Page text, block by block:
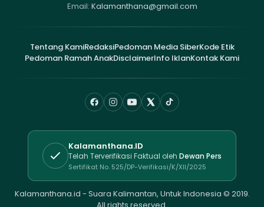
Email: Kalamanthana@gmail.com
Tentang KamiRedaksiPedoman Media SiberKode Etik
Pedoman Ramah AnakDisclaimerInfo IklanKontak Kami
Kalamanthana.ID
Telah Terverifikasi Faktual oleh Dewan Pers
Sertifikat No. 525/DP-Verifikasi/K/XII/2025
Kalamanthana.id - Suara Kalimantan, Untuk Indonesia © 2019.